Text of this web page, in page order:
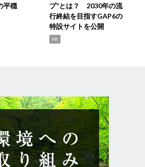
平穏
プ”とは？ 2030年の流
行終結を目指すGAP6の
特設サイトを公開
PR